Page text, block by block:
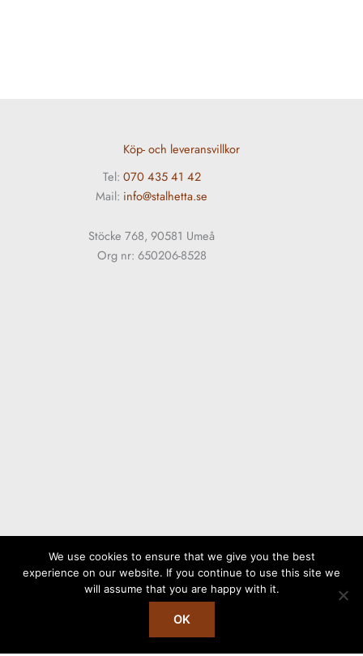
Köp- och leveransvillkor
Tel: 070 435 41 42
Mail: info@stalhetta.se
Stöcke 768, 90581 Umeå
Org nr: 650206-8528
Copyright © 2026 Stålhetta
We use cookies to ensure that we give you the best
experience on our website. If you continue to use this site we
will assume that you are happy with it.
OK